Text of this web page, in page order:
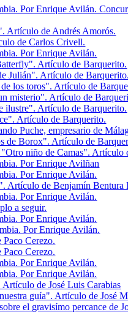
Por Enrique Avilán.
Artículo de Andrés Amorós.
de Carlos Crivell.
Por Enrique Avilán.
Artículo de Barquerito.
Julián". Artículo de
los toros". Artículo de
misterio". Artículo de
Artículo de Barquerito.
Artículo de Barquerito.
Puche, empresario de
de Borox". Artículo de
niño de Camas". Artículo
Por Enrique Avilñan
Por Enrique Avilán.
Artículo de Benjamín Bentura
Por Enrique Avilán.
a seguir.
Por Enrique Avilán.
Por Enrique Avilán.
Cerezo.
Cerezo.
Por Enrique Avilán.
Por Enrique Avilán.
de José Luis Carabias
guía". Artículo de José
el gravisímo percance de